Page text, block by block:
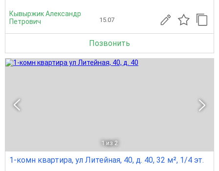
Кывыржик Александр
Петрович
15.07
Позвонить
1 из 2
1-комн квартира, ул Литейная, 40, д. 40, 32 м², 1/4 эт.